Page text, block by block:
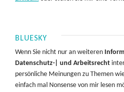
BLUESKY
Wenn Sie nicht nur an weiteren
Datenschutz-| und Arbeitsrecht
persönliche Meinungen zu Themen
einfach mal Nonsense von mir lesen